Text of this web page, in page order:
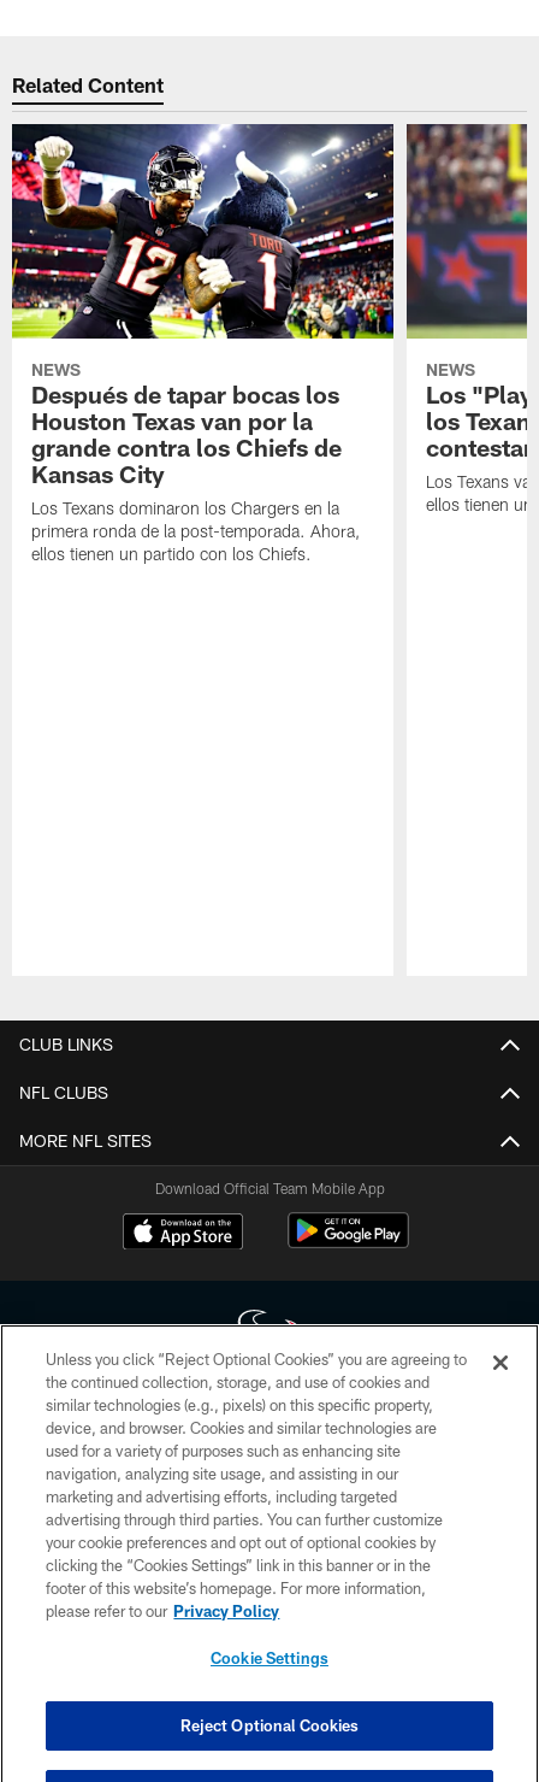
Related Content
NEWS
Después de tapar bocas los
Houston Texas van por la
grande contra los Chiefs de
Kansas City
Los Texans dominaron los Chargers en la
primera ronda de la post-temporada. Ahora,
ellos tienen un partido con los Chiefs.
NEWS
Los
los
contestar
Los Texans
ellos tienen un
CLUB LINKS
NFL CLUBS
MORE NFL SITES
Download Official Team Mobile App
Copyright © 2026 Houston Texans. All rights reserved. No portion of
HoustonTexans.com may be duplicated, redistributed or manipulated in any
form. By accessing any information beyond this page, you agree to abide by
the HoustonTexans.com Privacy Policy, Code of Conduct, and Terms and
Conditions.
PRIVACY POLICY
ACCESSIBILITY
CONTACT US
COOKIE SETTINGS
Unless you click “Reject Optional Cookies” you are agreeing to
the continued collection, storage, and use of cookies and
similar technologies (e.g., pixels) on this specific property,
device, and browser. Cookies and similar technologies are
used for a variety of purposes such as enhancing site
navigation, analyzing site usage, and assisting in our
marketing and advertising efforts, including targeted
advertising through third parties. You can further customize
your cookie preferences and opt out of optional cookies by
clicking the “Cookies Settings” link in this banner or in the
footer of this website’s homepage. For more information,
please refer to our Privacy Policy
Cookie Settings
Reject Optional Cookies